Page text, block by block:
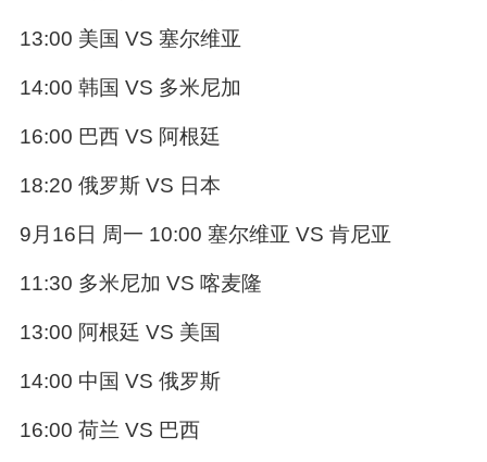
13:00 美国 VS 塞尔维亚
14:00 韩国 VS 多米尼加
16:00 巴西 VS 阿根廷
18:20 俄罗斯 VS 日本
9月16日 周一 10:00 塞尔维亚 VS 肯尼亚
11:30 多米尼加 VS 喀麦隆
13:00 阿根廷 VS 美国
14:00 中国 VS 俄罗斯
16:00 荷兰 VS 巴西